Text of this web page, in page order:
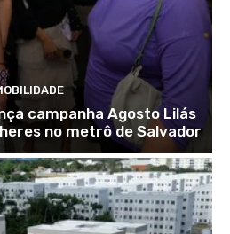
campanha Agosto Lilás
no metrô de Salvador